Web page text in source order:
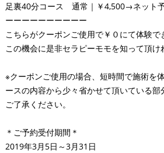
足裏40分コース 通常｜￥4,500→ネット
ーーーーーーーーーー
こちらがクーポンご使用で￥０にて体験
この機会に是非セラピーモモを知って頂
※クーポンご使用の場合、短時間で施術を
ースの内容から少々省かせて頂いている
ご了承ください。
＊ご予約受付期間＊
2019年3月5日～3月31日